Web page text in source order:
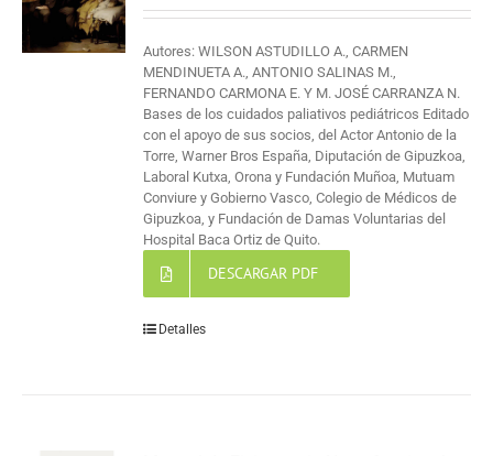
Autores: WILSON ASTUDILLO A., CARMEN
MENDINUETA A., ANTONIO SALINAS M.,
FERNANDO CARMONA E. Y M. JOSÉ CARRANZA N.
Bases de los cuidados paliativos pediátricos Editado
con el apoyo de sus socios, del Actor Antonio de la
Torre, Warner Bros España, Diputación de Gipuzkoa,
Laboral Kutxa, Orona y Fundación Muñoa, Mutuam
Conviure y Gobierno Vasco, Colegio de Médicos de
Gipuzkoa, y Fundación de Damas Voluntarias del
Hospital Baca Ortiz de Quito.
DESCARGAR PDF
Detalles